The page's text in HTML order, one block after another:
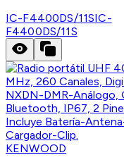
IC-F4400DS/11SIC-
F4400DS/11S
KENWOOD